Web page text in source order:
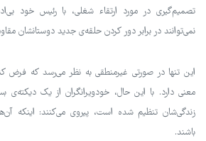
تصمیم‌گیری در مورد ارتقاء شغلی، با رئیس خود
نمی‌توانند در برابر دور کردن حلقه‌ی جدید دوستانشان
این تنها در صورتی غیرمنطقی به نظر می‌رسد که فرض
معنی دارد. با این حال، خودویرانگران از یک دیکته‌ی
زندگی‌شان تنظیم شده است، پیروی می‌کنند: اینکه
باشند.